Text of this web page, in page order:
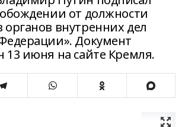
от должности
органов внутренних дел
Документ
13 июня на сайте Кремля.